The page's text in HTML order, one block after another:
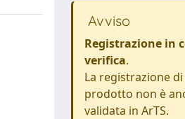
Avviso
Registrazione in
verifica.
La registrazione
prodotto non è
validata in ArTS.